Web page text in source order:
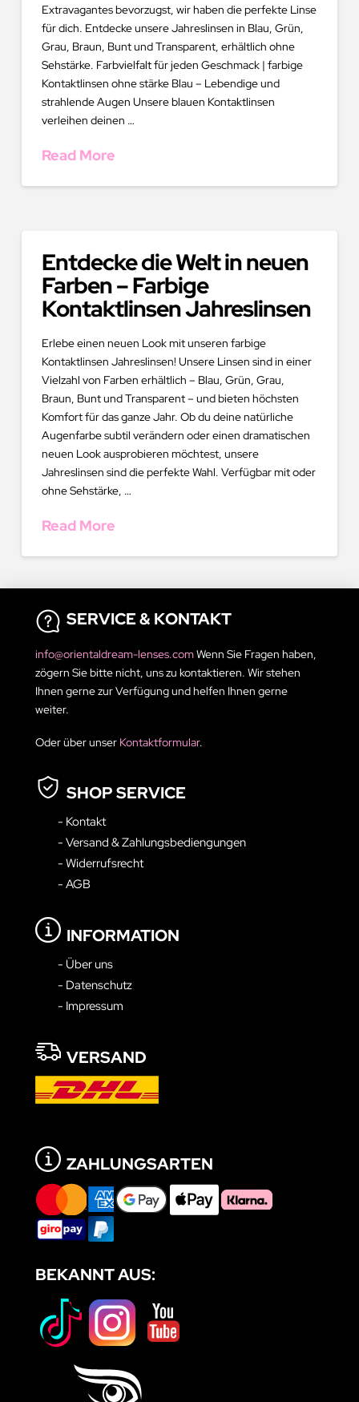
Extravagantes bevorzugst, wir haben die perfekte Linse
für dich. Entdecke unsere Jahreslinsen in Blau, Grün,
Grau, Braun, Bunt und Transparent, erhältlich ohne
Sehstärke. Farbvielfalt für jeden Geschmack | farbige
Kontaktlinsen ohne stärke Blau – Lebendige und
strahlende Augen Unsere blauen Kontaktlinsen
verleihen deinen …
Read More
Entdecke die Welt in neuen
Farben – Farbige
Kontaktlinsen Jahreslinsen
Erlebe einen neuen Look mit unseren farbige
Kontaktlinsen Jahreslinsen! Unsere Linsen sind in einer
Vielzahl von Farben erhältlich – Blau, Grün, Grau,
Braun, Bunt und Transparent – und bieten höchsten
Komfort für das ganze Jahr. Ob du deine natürliche
Augenfarbe subtil verändern oder einen dramatischen
neuen Look ausprobieren möchtest, unsere
Jahreslinsen sind die perfekte Wahl. Verfügbar mit oder
ohne Sehstärke, …
Read More
SERVICE & KONTAKT
info@orientaldream-lenses.comWenn Sie Fragen haben,
zögern Sie bitte nicht, uns zu kontaktieren. Wir stehen
Ihnen gerne zur Verfügung und helfen Ihnen gerne
weiter.
Oder über unser Kontaktformular.
SHOP SERVICE
- Kontakt
- Versand & Zahlungsbediengungen
- Widerrufsrecht
- AGB
INFORMATION
- Über uns
- Datenschutz
- Impressum
VERSAND
ZAHLUNGSARTEN
BEKANNT AUS: